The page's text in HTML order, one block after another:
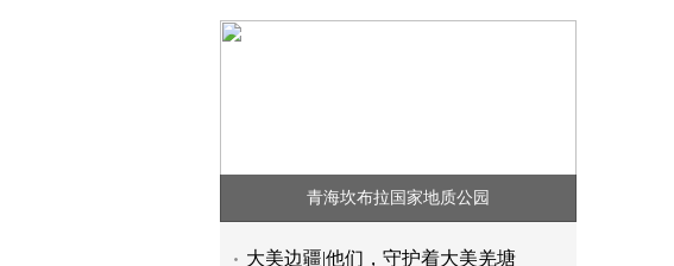
青海坎布拉国家地质公园
大美边疆|他们，守护着大美羌塘